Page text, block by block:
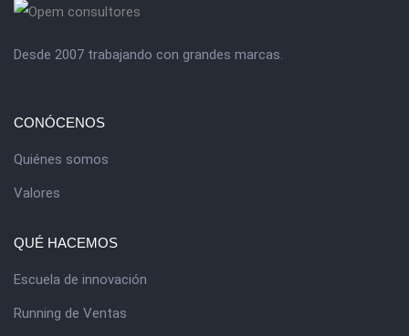
Desde 2007 trabajando con grandes marcas.
CONÓCENOS
Quiénes somos
Valores
QUÉ HACEMOS
Escuela de innovación
Running de Ventas